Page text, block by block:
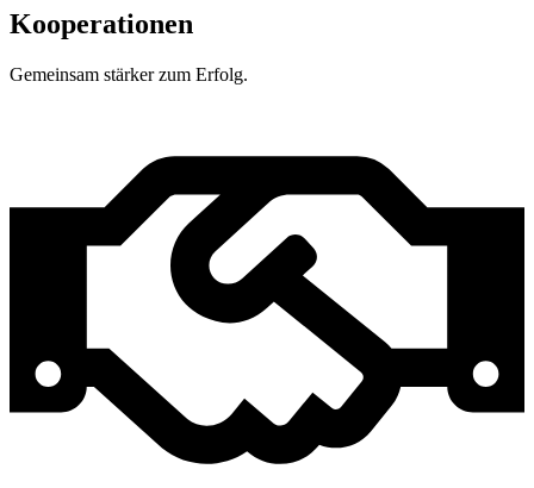
Kooperationen
Gemeinsam stärker zum Erfolg.